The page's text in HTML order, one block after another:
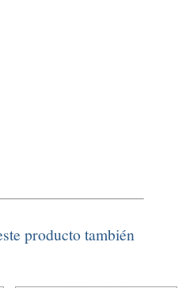
producto también